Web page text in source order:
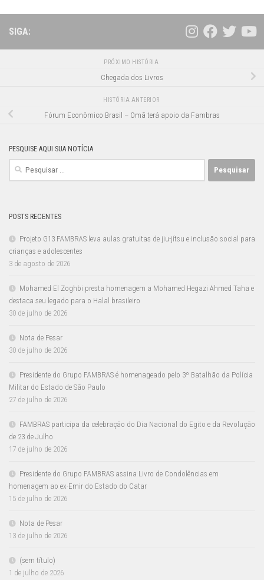
SIGA:
PRÓXIMO HISTÓRIA
Chegada dos Livros
HISTÓRIA ANTERIOR
Fórum Econômico Brasil – Omã terá apoio da Fambras
PESQUISE AQUI SUA NOTÍCIA
Pesquisar
POSTS RECENTES
Projeto G13 FAMBRAS leva aulas gratuitas de jiu-jítsu e inclusão social para
crianças e adolescentes
3 de agosto de 2026
Mohamed El Zoghbi presta homenagem a Mohamed Hegazi Ahmed Taha e
destaca seu legado para o Halal brasileiro
30 de julho de 2026
Nota de Pesar
30 de julho de 2026
Presidente do Grupo FAMBRAS é homenageado pelo 3º Batalhão da Polícia
Militar do Estado de São Paulo
27 de julho de 2026
FAMBRAS participa da celebração do Dia Nacional do Egito e da Revolução
de 23 de Julho
17 de julho de 2026
Presidente do Grupo FAMBRAS assina Livro de Condolências em
homenagem ao ex-Emir do Estado do Catar
15 de julho de 2026
Nota de Pesar
13 de julho de 2026
(sem título)
1 de julho de 2026